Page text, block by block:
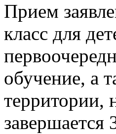
Прием
класс для
обучение, а
территории,
завершается